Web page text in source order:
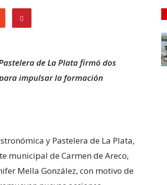
de La Plata firmó dos
impulsar la formación
y Pastelera de La Plata,
municipal de Carmen de Areco,
Mella González, con motivo de